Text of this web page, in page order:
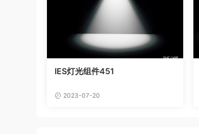
IES灯光组件451
2023-07-20